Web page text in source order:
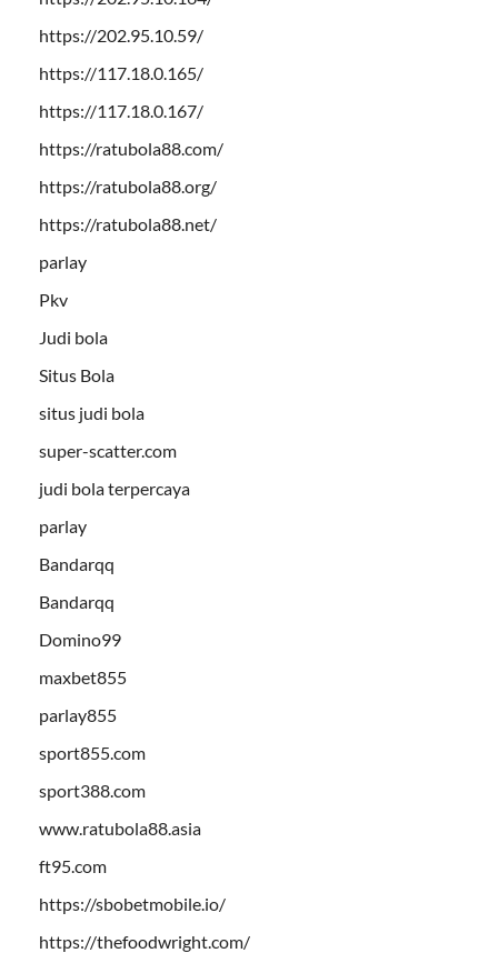
https://202.95.10.59/
https://117.18.0.165/
https://117.18.0.167/
https://ratubola88.com/
https://ratubola88.org/
https://ratubola88.net/
parlay
Pkv
Judi bola
Situs Bola
situs judi bola
super-scatter.com
judi bola terpercaya
parlay
Bandarqq
Bandarqq
Domino99
maxbet855
parlay855
sport855.com
sport388.com
www.ratubola88.asia
ft95.com
https://sbobetmobile.io/
https://thefoodwright.com/